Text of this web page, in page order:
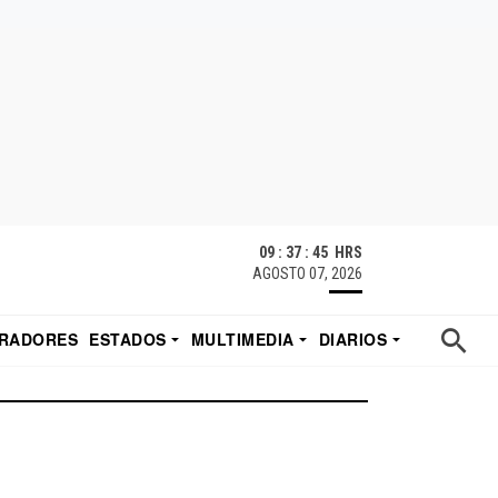
09 : 37 : 45 HRS
AGOSTO 07, 2026
ESTADOS MULTIMEDIA
DIARIOS